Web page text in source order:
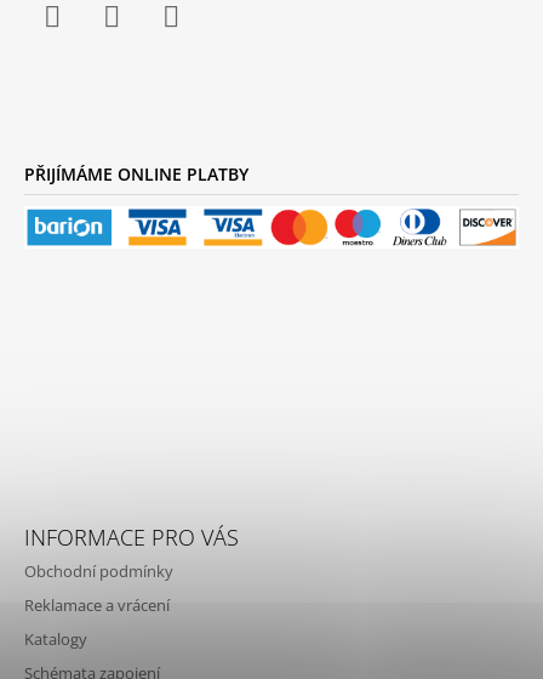
PŘIJÍMÁME ONLINE PLATBY
INFORMACE PRO VÁS
Obchodní podmínky
Reklamace a vrácení
Katalogy
Schémata zapojení